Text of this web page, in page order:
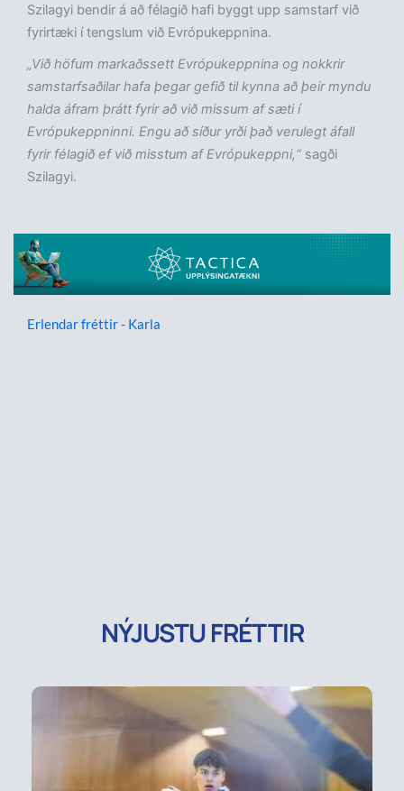
Szilagyi bendir á að félagið hafi byggt upp samstarf við
fyrirtæki í tengslum við Evrópukeppnina.
„Við höfum markaðssett Evrópukeppnina og nokkrir
samstarfsaðilar hafa þegar gefið til kynna að þeir myndu
halda áfram þrátt fyrir að við missum af sæti í
Evrópukeppninni. Engu að síður yrði það verulegt áfall
fyrir félagið ef við misstum af Evrópukeppni,“ sagði
Szilagyi.
Erlendar fréttir - Karla
NÝJUSTU FRÉTTIR